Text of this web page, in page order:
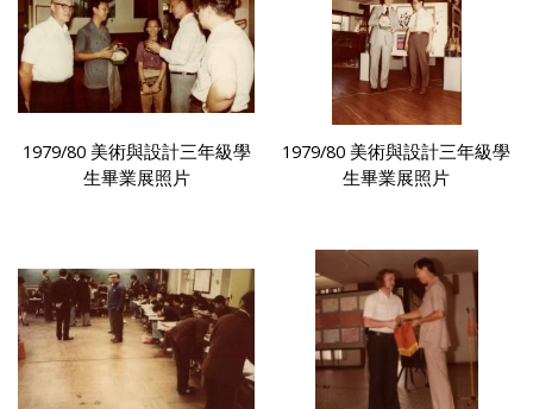
1979/80 美術與設計三年級學
生畢業展照片
1979/80 美術與設計三年級學
生畢業展照片